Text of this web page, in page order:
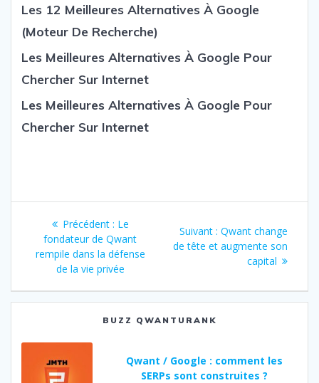
Les 12 Meilleures Alternatives À Google
(Moteur De Recherche)
Les Meilleures Alternatives À Google Pour
Chercher Sur Internet
Les Meilleures Alternatives À Google Pour
Chercher Sur Internet
Navigation
de
l’article
Précédent : Article
précédent
:
Le
fondateur de Qwant
rempile dans la défense
de la vie privée
Suivant : Article
suivant
Qwant change
de tête et augmente son
capital
BUZZ QWANTURANK
Qwant / Google : comment les
SERPs sont construites ?